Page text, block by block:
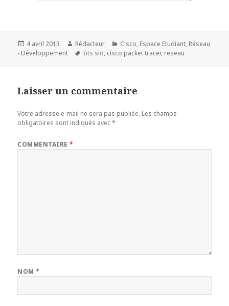
Publié
le
4 avril 2013 Auteur
Rédacteur Catégories
Cisco, Espace Etudiant, Réseau
- Développement
Mots-
bts sio, cisco packet tracer, reseau
Laisser un commentaire
Votre adresse e-mail ne sera pas publiée. Les champs
obligatoires sont indiqués avec*
COMMENTAIRE*
NOM*